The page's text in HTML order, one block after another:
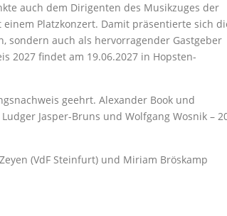
auch dem Dirigenten des Musikzuges der
Platzkonzert. Damit präsentierte sich
sondern auch als hervorragender Gastgeber
2027 findet am 19.06.2027 in Hopsten-
geehrt. Alexander Book und
Jasper-Bruns und Wolfgang Wosnik –
(VdF Steinfurt) und Miriam Bröskamp